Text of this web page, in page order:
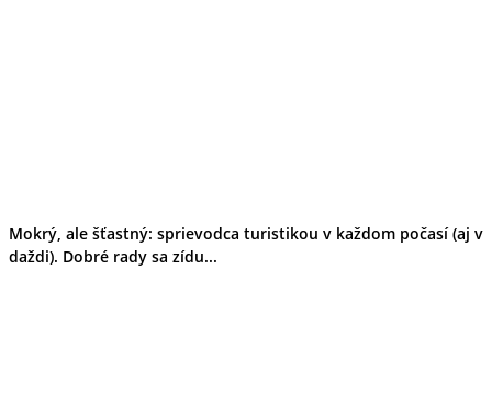
Mokrý, ale šťastný: sprievodca turistikou v každom počasí (aj v
daždi). Dobré rady sa zídu...